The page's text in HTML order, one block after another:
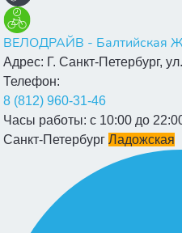
ВЕЛОДРАЙВ - Балтийская
Адрес: Г. Санкт-Петербург,
Телефон:
8 (812) 960-31-46
Часы работы: с 10:00 до
Санкт-Петербург Ладожская